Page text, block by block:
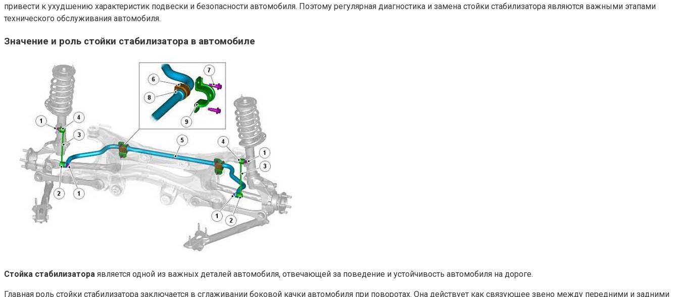
привести к ухудшению характеристик подвески и безопасности автомобиля. Поэтому регулярная диагностика и замена стойки стабилизатора являются важными этапами
технического обслуживания автомобиля.
Значение и роль стойки стабилизатора в автомобиле
Стойка стабилизатора является одной из важных деталей автомобиля, отвечающей за поведение и устойчивость автомобиля на дороге.
Главная роль стойки стабилизатора заключается в сглаживании боковой качки автомобиля при поворотах. Она действует как связующее звено между передними и задними